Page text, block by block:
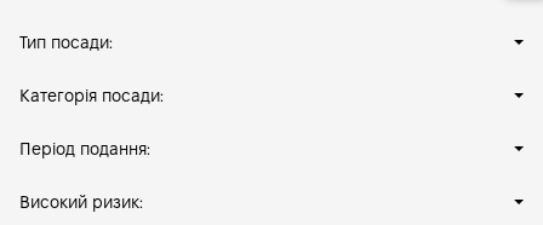
Тип посади:
Категорія посади:
Період подання:
Високий ризик: